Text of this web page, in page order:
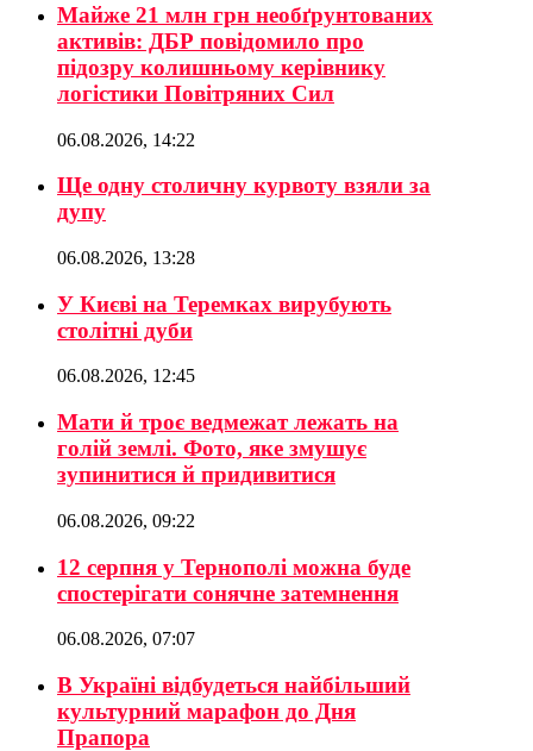
Майже 21 млн грн необґрунтованих
активів: ДБР повідомило про
підозру колишньому керівнику
логістики Повітряних Сил
06.08.2026, 14:22
Ще одну столичну курвоту взяли за
дупу
06.08.2026, 13:28
У Києві на Теремках вирубують
столітні дуби
06.08.2026, 12:45
Мати й троє ведмежат лежать на
голій землі. Фото, яке змушує
зупинитися й придивитися
06.08.2026, 09:22
12 серпня у Тернополі можна буде
спостерігати сонячне затемнення
06.08.2026, 07:07
В Україні відбудеться найбільший
культурний марафон до Дня
Прапора